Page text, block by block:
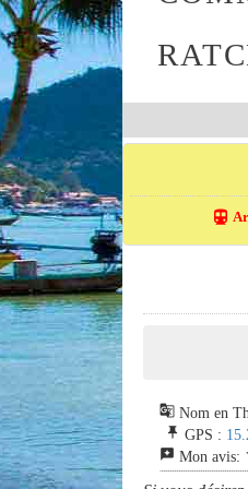
directions_transit
g_translate Nom en
push_pin GPS :
reviews Mon avis: